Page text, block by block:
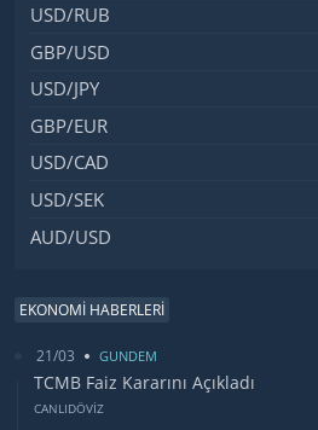
USD/RUB
GBP/USD
USD/JPY
GBP/EUR
USD/CAD
USD/SEK
AUD/USD
EKONOMİ HABERLERİ
21/03 GUNDEM
TCMB Faiz Kararını Açıkladı
CANLIDÖVİZ